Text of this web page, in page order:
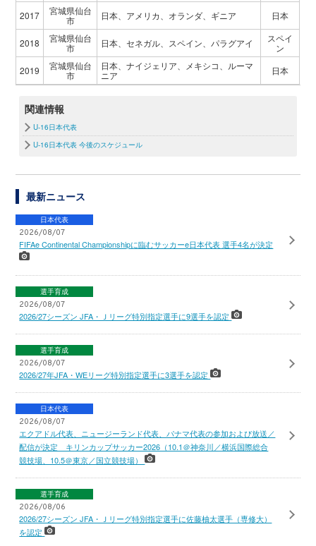
2017
宮城県仙台
市
日本、アメリカ、オランダ、ギニア 日本
2018
宮城県仙台
市
日本、セネガル、スペイン、パラグアイ
スペイ
ン
2019
宮城県仙台
市
日本、ナイジェリア、メキシコ、ルーマ
ニア
日本
関連情報
U-16日本代表
U-16日本代表 今後のスケジュール
最新ニュース
日本代表
2026/08/07
FIFAe Continental Championshipに臨むサッカーe日本代表 選手4名が決定
選手育成
2026/08/07
2026/27シーズン JFA・Ｊリーグ特別指定選手に9選手を認定
選手育成
2026/08/07
2026/27年JFA・WEリーグ特別指定選手に3選手を認定
日本代表
2026/08/07
エクアドル代表、ニュージーランド代表、パナマ代表の参加および放送／
配信が決定 キリンカップサッカー2026（10.1＠神奈川／横浜国際総合
競技場、10.5＠東京／国立競技場）
選手育成
2026/08/06
2026/27シーズン JFA・Ｊリーグ特別指定選手に佐藤柚太選手（専修大）
を認定